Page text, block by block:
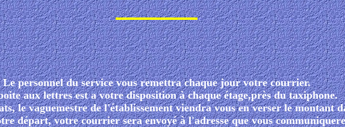
Le personnel du service vous remettra chaque jour votre courrier.
aux lettres est a votre disposition à chaque étage,près du taxiphone.
le vaguemestre de l'établissement viendra vous en verser le montant
départ, votre courrier sera envoyé à l'adresse que vous